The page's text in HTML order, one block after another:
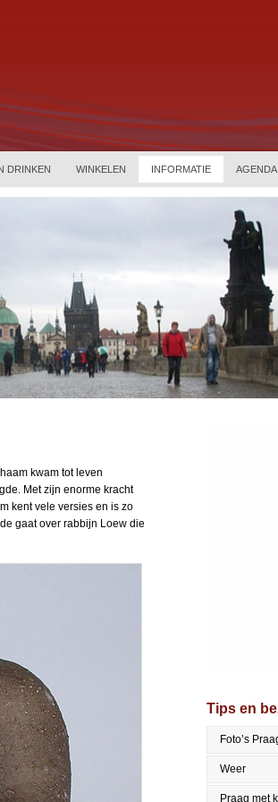
DRINKEN WINKELEN INFORMATIE AGENDA
kwam tot leven
Met zijn enorme kracht
kent vele versies en is zo
gaat over rabbijn Loew die
Tips en
Foto’s
Weer
Praag met